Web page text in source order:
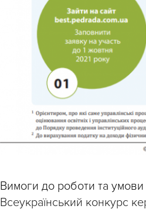
Вимоги до роботи та
Всеукраїнський конкурс